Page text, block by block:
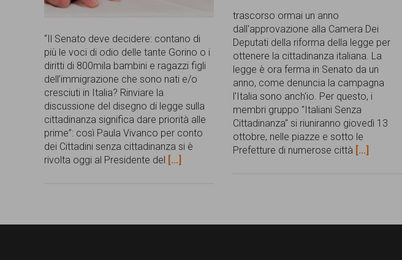
“Il Senato deve decidere: contano di
più le voci di odio delle tante Gorino o i
diritti di 800mila bambini e ragazzi figli
dell’immigrazione che sono nati e/o
cresciuti in Italia? Rinviare la
discussione del disegno di legge sulla
cittadinanza significa dare priorità alle
prime”: così Paula Vivanco per conto
dei Cittadini senza cittadinanza si è
rivolta oggi al Presidente del
[...]
trascorso ormai un anno
dall'approvazione alla Camera Dei
Deputati della riforma della legge per
ottenere la cittadinanza italiana. La
legge è ora ferma in Senato da un
anno, come denuncia la campagna
l'Italia sono anch'io. Per questo, i
membri gruppo "Italiani Senza
Cittadinanza" si riuniranno giovedì 13
ottobre, nelle piazze e sotto le
Prefetture di numerose città [...]